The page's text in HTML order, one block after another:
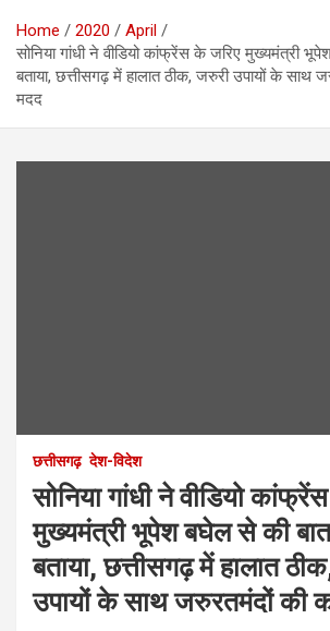
Home 2020
April
सोनिया गांधी ने वीडियो कांफ्रेंस के जरिए मुख्यमंत्री
बताया, छत्तीसगढ़ में हालात ठीक, जरुरी उपायों के साथ
मदद
छत्तीसगढ़ देश-विदेश
सोनिया गांधी ने वीडियो
मुख्यमंत्री भूपेश बघेल से की
बताया, छत्तीसगढ़ में हालात
उपायों के साथ जरुरतमंदों की